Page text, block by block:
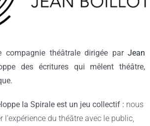
compagnie théâtrale dirigée parJean
des écritures qui mêlent théâtre,
la Spirale est un jeu collectif : nous
du théâtre avec le public,